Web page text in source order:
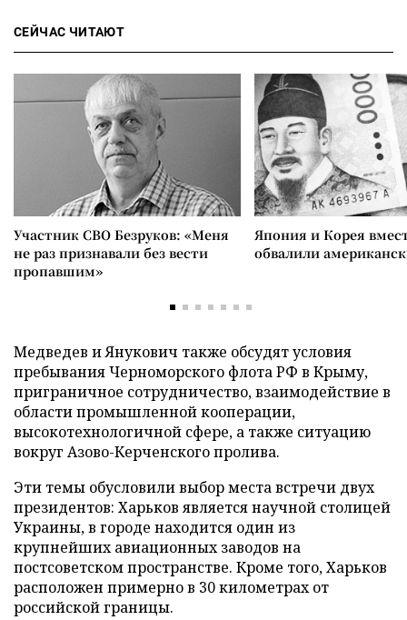
СЕЙЧАС ЧИТАЮТ
Участник СВО Безруков: «Меня
не раз признавали без вести
пропавшим»
Япония и Корея
обвалили
Медведев и Янукович также обсудят условия
пребывания Черноморского флота РФ в Крыму,
приграничное сотрудничество, взаимодействие в
области промышленной кооперации,
высокотехнологичной сфере, а также ситуацию
вокруг Азово-Керченского пролива.
Эти темы обусловили выбор места встречи двух
президентов: Харьков является научной столицей
Украины, в городе находится один из
крупнейших авиационных заводов на
постсоветском пространстве. Кроме того, Харьков
расположен примерно в 30 километрах от
российской границы.